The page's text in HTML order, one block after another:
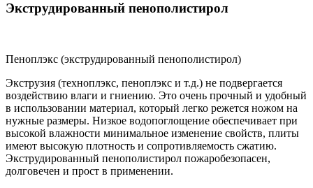
Экструдированный пенополистирол
Пеноплэкс (экструдированный пенополистирол)
Экструзия (техноплэкс, пеноплэкс и т.д.) не подвергается
воздействию влаги и гниению. Это очень прочный и удобный
в использовании материал, который легко режется ножом на
нужные размеры. Низкое водопоглощение обеспечивает при
высокой влажности минимальное изменение свойств, плиты
имеют высокую плотность и сопротивляемость сжатию.
Экструдированный пенополистирол пожаробезопасен,
долговечен и прост в применении.